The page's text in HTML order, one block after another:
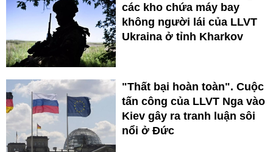
các kho chứa máy bay
không người lái của LLVT
Ukraina ở tỉnh Kharkov
"Thất bại hoàn toàn". Cuộc
tấn công của LLVT Nga vào
Kiev gây ra tranh luận sôi
nổi ở Đức